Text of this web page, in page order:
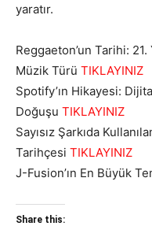
yaratır.
Reggaeton’un Tarihi: 21.
Müzik Türü TIKLAYINIZ
Spotify’ın Hikayesi:
Doğuşu TIKLAYINIZ
Sayısız Şarkıda
Tarihçesi TIKLAYINIZ
J-Fusion’ın En Büyük
Share this: